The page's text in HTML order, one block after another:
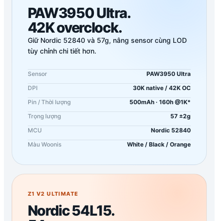
PAW3950 Ultra.
42K overclock.
Giữ Nordic 52840 và 57g, nâng sensor cùng LOD
tùy chỉnh chi tiết hơn.
Sensor
PAW3950 Ultra
DPI
30K native / 42K OC
Pin / Thời lượng
500mAh · 160h @1K*
Trọng lượng
57 ±2g
MCU
Nordic 52840
Màu Woonis
White / Black / Orange
Z1 V2 ULTIMATE
Nordic 54L15.